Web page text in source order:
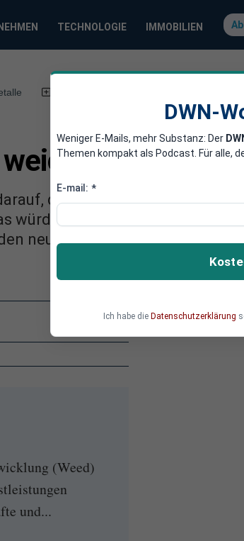
TECHNOLOGIE IMMOBILIEN
dass alle
den Banken und
neuesten Regeln zur
(Weed)
und...
DWN-
Weniger E-Mails, mehr Substanz: Der
Themen kompakt als Podcast. Für alle,
E-mail: *
Ich habe die Datenschutzerklärung